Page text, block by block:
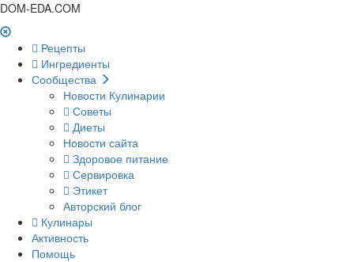
DOM-EDA.COM
Рецепты
Ингредиенты
Сообщества
Новости Кулинарии
Советы
Диеты
Новости сайта
Здоровое питание
Сервировка
Этикет
Авторский блог
Кулинары
Активность
Помощь